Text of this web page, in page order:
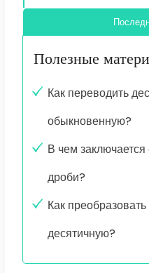
Полезные
Как переводить
обыкновенную?
В чем
дроби?
Как
десятичную?